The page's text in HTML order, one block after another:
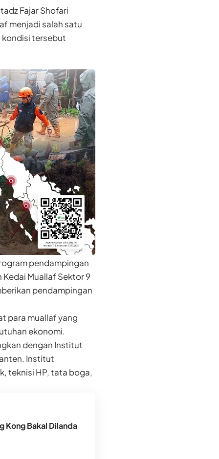
Fajar Shofari
menjadi salah satu
kondisi tersebut
pendampingan
Muallaf Sektor 9
pendampingan
para muallaf yang
ekonomi.
dengan Institut
Institut
teknisi HP, tata boga,
Kong Bakal Dilanda